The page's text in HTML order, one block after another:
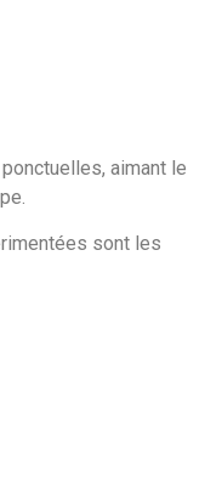
aimant le
sont les